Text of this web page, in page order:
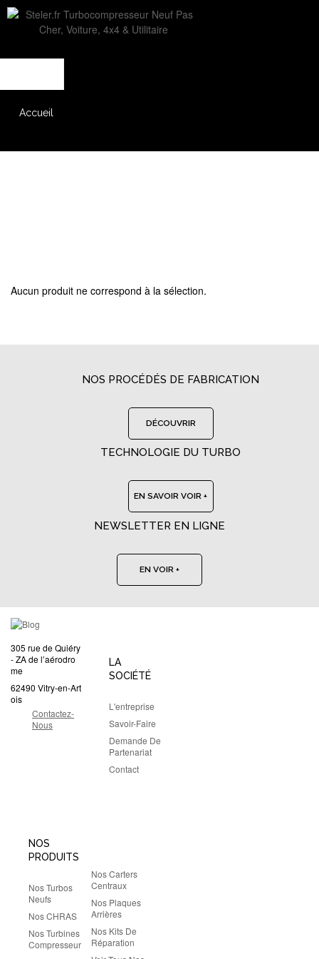
Accueil
Aucun produit ne correspond à la sélection.
NOS PROCÉDÉS DE FABRICATION
DÉCOUVRIR
TECHNOLOGIE DU TURBO
EN SAVOIR VOIR +
NEWSLETTER EN LIGNE
EN VOIR +
305 rue de Quiéry
- ZA de l’aérodro
me
62490 Vitry-en-Art
ois
Contactez-
Nous
LA
SOCIÉTÉ
L'entreprise
Savoir-Faire
Demande De
Partenariat
Contact
NOS
PRODUITS
Nos Turbos
Neufs
Nos CHRAS
Nos Turbines
Compresseur
Nos Carters
Centraux
Nos Plaques
Arrières
Nos Kits De
Réparation